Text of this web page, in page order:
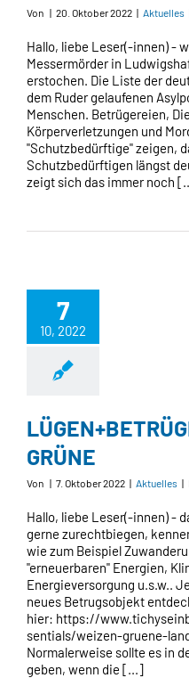
Von | 20. Oktober 2022 | Aktuelles
Hallo, liebe Leser(-innen) -
Messermörder in
erstochen. Die Liste der
dem Ruder gelaufenen
Menschen. Betrügereien,
Körperverletzungen und
"Schutzbedürftige" zeigen,
Schutzbedürftigen längst
zeigt sich das immer noch
7
10, 2022
GRÜNE
Von | 7. Oktober 2022 | Aktuelles |
Hallo, liebe Leser(-innen) -
gerne zurechtbiegen,
wie zum Beispiel
"erneuerbaren" Energien,
Energieversorgung u.s.w..
neues Betrugsobjekt
hier: https://
sentials/weizen-gruene-
Normalerweise sollte es in
geben, wenn die [...]